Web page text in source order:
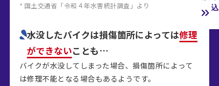
* 国土交通省「令和４年水害統計調査」より
水没したバイクは損傷箇所によっては修理
ができないことも…
バイクが水没してしまった場合、損傷箇所によって
は修理不能となる場合もあるようです。